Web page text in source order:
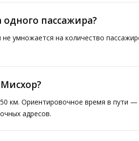
пассажира?
умножается на количество
км. Ориентировочное время в пути
адресов.